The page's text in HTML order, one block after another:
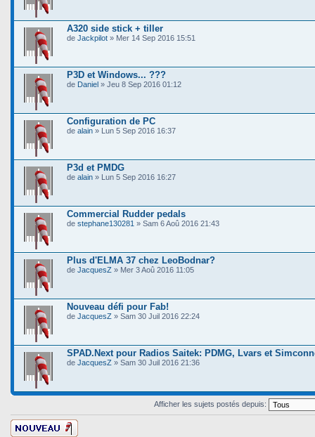
A320 side stick + tiller
de Jackpilot » Mer 14 Sep 2016 15:51
P3D et Windows... ???
de Daniel » Jeu 8 Sep 2016 01:12
Configuration de PC
de alain » Lun 5 Sep 2016 16:37
P3d et PMDG
de alain » Lun 5 Sep 2016 16:27
Commercial Rudder pedals
de stephane130281 » Sam 6 Aoû 2016 21:43
Plus d'ELMA 37 chez LeoBodnar?
de JacquesZ » Mer 3 Aoû 2016 11:05
Nouveau défi pour Fab!
de JacquesZ » Sam 30 Juil 2016 22:24
SPAD.Next pour Radios Saitek: PDMG, Lvars et
de JacquesZ » Sam 30 Juil 2016 21:36
Afficher les sujets postés depuis:
Ecrire un nouveau
sujet